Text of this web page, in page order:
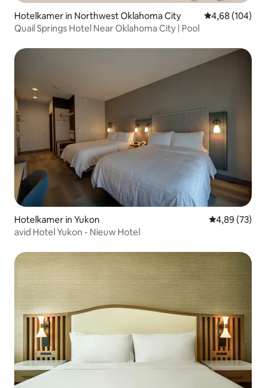
Hotelkamer in Northwest Oklahoma City Gemiddelde
4,68 (104)
Quail Springs Hotel Near Oklahoma City | Pool
Hotelkamer in Yukon Gemiddelde
4,89 (73)
avid Hotel Yukon - Nieuw Hotel